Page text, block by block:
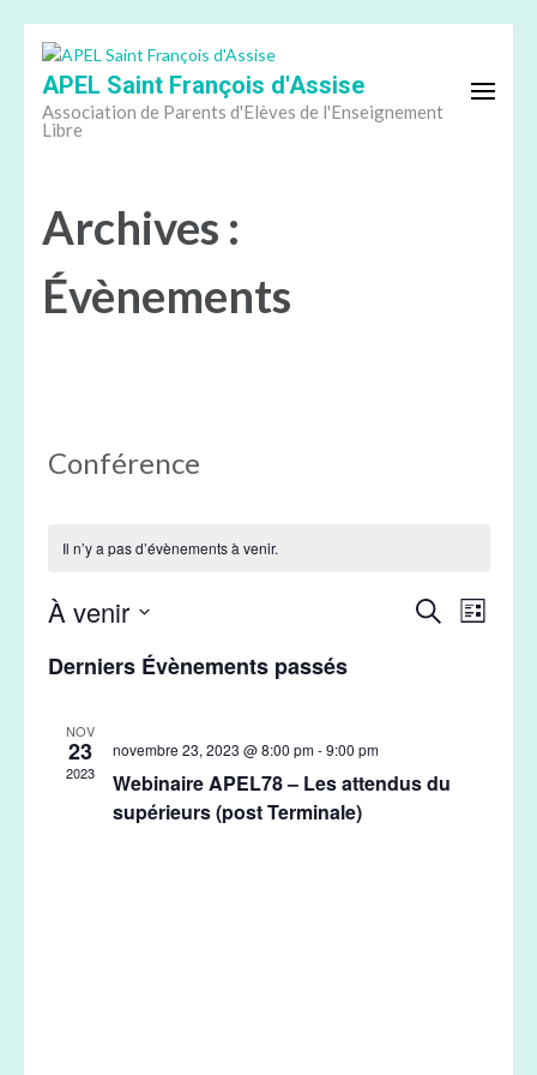
contenu
(Pressez
Entrée)
APEL Saint François d'Assise
Association de Parents d'Elèves de l'Enseignement
Libre
Archives :
Évènements
Conférence
Il n’y a pas d’évènements à venir.
Recherche
Recherche
Liste
À venir
une
Derniers Évènements passés
NOV
23
2023
novembre 23, 2023 @ 8:00 pm-9:00 pm
Webinaire APEL78 – Les attendus du
supérieurs (post Terminale)